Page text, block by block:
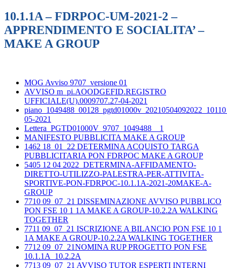
10.1.1A – FDRPOC-UM-2021-2 –
APPRENDIMENTO E SOCIALITA’ –
MAKE A GROUP
MOG Avviso 9707_versione 01
AVVISO m_pi.AOODGEFID.REGISTRO
UFFICIALE(U).0009707.27-04-2021
05-2021
Lettera_PGTD01000V_9707_1049488__1
MANIFESTO PUBBLICITA MAKE A GROUP
1462 18_01_22 DETERMINA ACQUISTO TARGA
PUBBLICITARIA PON FDRPOC MAKE A GROUP
5405 12 04 2022_DETERMINA-AFFIDAMENTO-
DIRETTO-UTILIZZO-PALESTRA-PER-ATTIVITA-
SPORTIVE-PON-FDRPOC-10.1.1A-2021-20MAKE-A-
GROUP
7710 09_07_21 DISSEMINAZIONE AVVISO PUBBLICO
PON FSE 10 1 1A MAKE A GROUP-10.2.2A WALKING
TOGETHER
7711 09_07_21 ISCRIZIONE A BILANCIO PON FSE 10 1
1A MAKE A GROUP-10.2.2A WALKING TOGETHER
7712 09_07_21NOMINA RUP PROGETTO PON FSE
10.1.1A_10.2.2A
7713 09_07_21 AVVISO TUTOR ESPERTI INTERNI